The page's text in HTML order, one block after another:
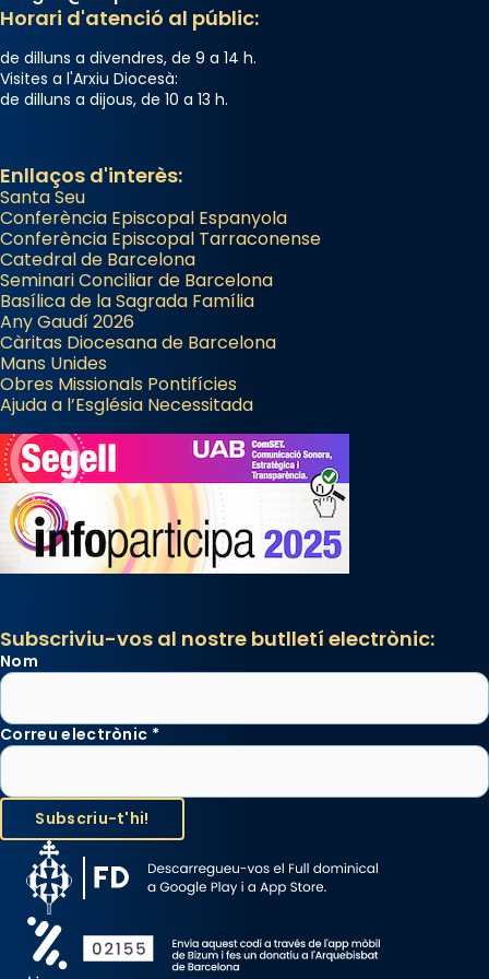
Semproniana (“relatiu a Semprònia =
eterna”) són deixebles seves. I l’any 1667, el
frare Joan Gaspar Roig, afirma en una obra
que les santes són filles de l’antiga Iluro.
Mataró en reivindicarà les relíquies fins que
a la “Missa de les Santes” (“Missa de
Glòria”) fou composta el 1848 per Mn.
Manuel Blanch, amb aire d’òpera
italianitzant; s’interpreta per privilegi
pontifici, amb orquestra i cor, i té una
duració aproximada de tres hores. Després,
processó (recuperada el 1972) al voltant
del temple amb les relíquies de les santes.
Des de 1985 hi participa també un grup de
diablesses amb música i ball propis. Festa
gran a Mataró.
«Si vols saber què és calor, ves per les
Santes a Mataró»🥵.
Photo
View on Facebook · Share
Horari d'atenció al públic:
de dilluns a divendres, de 9 a 14 h.
Visites a l'Arxiu Diocesà:
de dilluns a dijous, de 10 a 13 h.
Enllaços d'interès:
Santa Seu
Conferència Episcopal Espanyola
Conferència Episcopal Tarraconense
Catedral de Barcelona
Seminari Conciliar de Barcelona
Basílica de la Sagrada Família
Any Gaudí 2026
Càritas Diocesana de Barcelona
Mans Unides
Obres Missionals Pontifícies
Ajuda a l’Església Necessitada
Subscriviu-vos al nostre butlletí electrònic:
Nom
Correu electrònic *